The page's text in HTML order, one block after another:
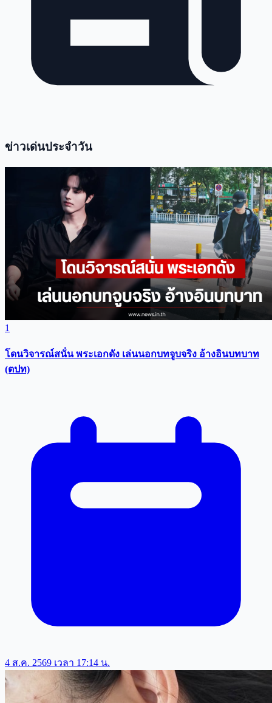
ข่าวเด่นประจำวัน
1
โดนวิจารณ์สนั่น พระเอกดัง เล่นนอกบทจูบจริง อ้างอินบทบาท
(ตปท)
4 ส.ค. 2569 เวลา 17:14 น.